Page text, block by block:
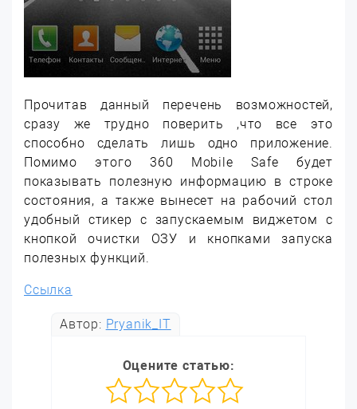
Прочитав данный перечень возможностей,
сразу же трудно поверить ,что все это
способно сделать лишь одно приложение.
Помимо этого 360 Mobile Safe будет
показывать полезную информацию в строке
состояния, а также вынесет на рабочий стол
удобный стикер с запускаемым виджетом с
кнопкой очистки ОЗУ и кнопками запуска
полезных функций.
Ссылка
Автор: Pryanik_IT
Оцените статью: